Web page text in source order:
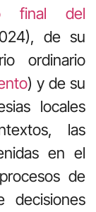
final del
de su
ordinario
) y de su
locales
las
en el
de
decisiones